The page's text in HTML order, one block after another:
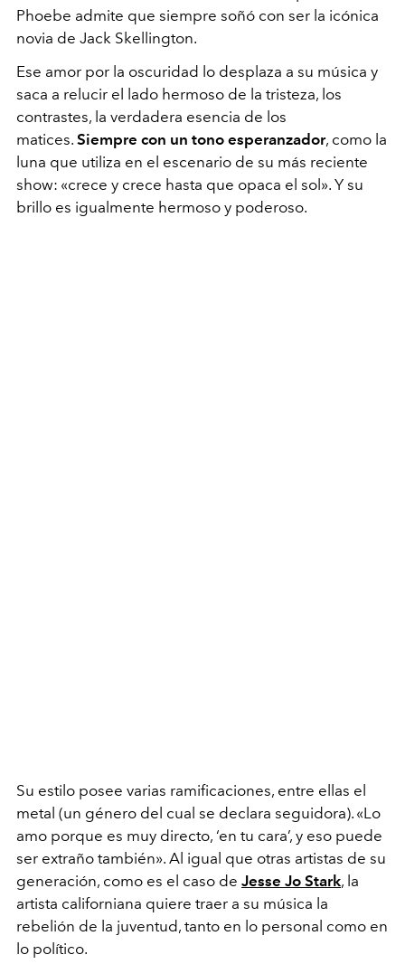
Phoebe admite que siempre soñó con ser la icónica
novia de Jack Skellington.
Ese amor por la oscuridad lo desplaza a su música y
saca a relucir el lado hermoso de la tristeza, los
contrastes, la verdadera esencia de los
matices. Siempre con un tono esperanzador, como la
luna que utiliza en el escenario de su más reciente
show: «crece y crece hasta que opaca el sol». Y su
brillo es igualmente hermoso y poderoso.
Su estilo posee varias ramificaciones, entre ellas el
metal (un género del cual se declara seguidora). «Lo
amo porque es muy directo, ‘en tu cara’, y eso puede
ser extraño también». Al igual que otras artistas de su
generación, como es el caso de Jesse Jo Stark, la
artista californiana quiere traer a su música la
rebelión de la juventud, tanto en lo personal como en
lo político.